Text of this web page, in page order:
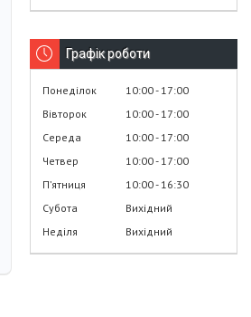
Графік роботи
Понеділок 10:00 17:00
Вівторок
10:00 17:00
Середа
10:00 17:00
Четвер
10:00 17:00
Пʼятниця
10:00 16:30
Субота
Вихідний
Неділя
Вихідний